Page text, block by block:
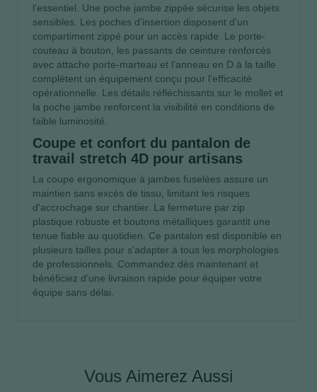
l'essentiel. Une poche jambe zippée sécurise les objets
sensibles. Les poches d'insertion disposent d'un
compartiment zippé pour un accès rapide. Le porte-
couteau à bouton, les passants de ceinture renforcés
avec attache porte-marteau et l'anneau en D à la taille
complètent un équipement conçu pour l'efficacité
opérationnelle. Les détails réfléchissants sur le mollet et
la poche jambe renforcent la visibilité en conditions de
faible luminosité.
Coupe et confort du pantalon de
travail stretch 4D pour artisans
La coupe ergonomique à jambes fuselées assure un
maintien sans excès de tissu, limitant les risques
d'accrochage sur chantier. La fermeture par zip
plastique robuste et boutons métalliques garantit une
tenue fiable au quotidien. Ce pantalon est disponible en
plusieurs tailles pour s'adapter à tous les morphologies
de professionnels. Commandez dès maintenant et
bénéficiez d'une livraison rapide pour équiper votre
équipe sans délai.
Vous Aimerez Aussi